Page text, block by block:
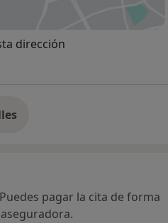
una nueva pestaña
dirección
pagar la cita de forma